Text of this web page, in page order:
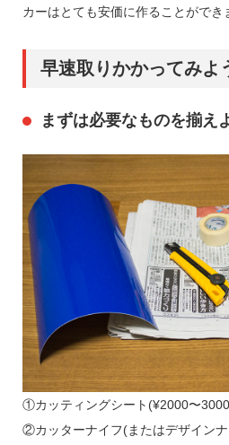
カーはとても安価に作ることができ
早速取りかかってみよ
まずは必要なものを揃え
①カッティングシート(¥2000〜
②カッターナイフ(またはデザイン